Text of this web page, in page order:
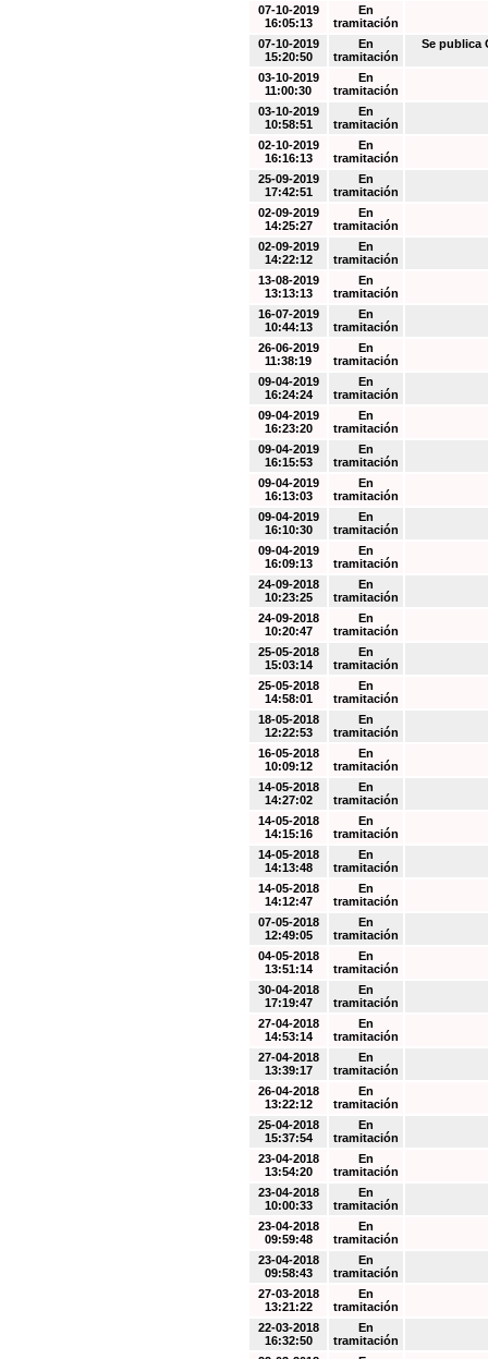
07-10-2019
16:05:13
En
tramitación
07-10-2019
15:20:50
En
tramitación
Se publica
03-10-2019
11:00:30
En
tramitación
03-10-2019
10:58:51
En
tramitación
02-10-2019
16:16:13
En
tramitación
25-09-2019
17:42:51
En
tramitación
02-09-2019
14:25:27
En
tramitación
02-09-2019
14:22:12
En
tramitación
13-08-2019
13:13:13
En
tramitación
16-07-2019
10:44:13
En
tramitación
26-06-2019
11:38:19
En
tramitación
09-04-2019
16:24:24
En
tramitación
09-04-2019
16:23:20
En
tramitación
09-04-2019
16:15:53
En
tramitación
09-04-2019
16:13:03
En
tramitación
09-04-2019
16:10:30
En
tramitación
09-04-2019
16:09:13
En
tramitación
24-09-2018
10:23:25
En
tramitación
24-09-2018
10:20:47
En
tramitación
25-05-2018
15:03:14
En
tramitación
25-05-2018
14:58:01
En
tramitación
18-05-2018
12:22:53
En
tramitación
16-05-2018
10:09:12
En
tramitación
14-05-2018
14:27:02
En
tramitación
14-05-2018
14:15:16
En
tramitación
14-05-2018
14:13:48
En
tramitación
14-05-2018
14:12:47
En
tramitación
07-05-2018
12:49:05
En
tramitación
04-05-2018
13:51:14
En
tramitación
30-04-2018
17:19:47
En
tramitación
27-04-2018
14:53:14
En
tramitación
27-04-2018
13:39:17
En
tramitación
26-04-2018
13:22:12
En
tramitación
25-04-2018
15:37:54
En
tramitación
23-04-2018
13:54:20
En
tramitación
23-04-2018
10:00:33
En
tramitación
23-04-2018
09:59:48
En
tramitación
23-04-2018
09:58:43
En
tramitación
27-03-2018
13:21:22
En
tramitación
22-03-2018
16:32:50
En
tramitación